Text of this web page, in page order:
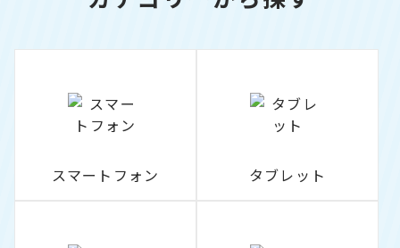
スマートフォン タブレット